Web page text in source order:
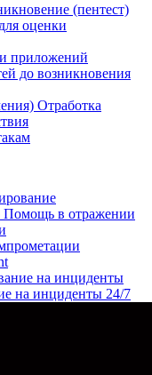
(пентест)
оценки
приложений
до возникновения
Отработка
Помощь в отражении
на инциденты
на инциденты 24/7